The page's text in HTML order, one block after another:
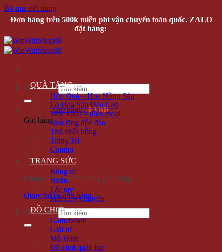
Bỏ qua nội dung
Đơn hàng trên 500k miễn phí vận chuyển toàn quốc. ZALO
đặt hàng:
Tìm kiếm:
Giỏ hàng /0 VNĐ
Giỏ hàng
Chưa có sản phẩm trong giỏ hàng.
Quay trở lại cửa hàng
Tìm kiếm:
QUÀ TẶNG
Hộp Quà – Hoa Hồng Sáp
Lọ Hoa Sáp Đèn Led
Móc khóa – điện thoại
Quà tặng độc đáo
Thú nhồi bông
Trang Trí
Combo
TRANG SỨC
Bông tai
Nhẫn
Lắc tay
Mặt Dây Chuyền
ĐỒ CHƠI
Gameboard
Giải trí
Mô Hình
Đồ chơi quán bar